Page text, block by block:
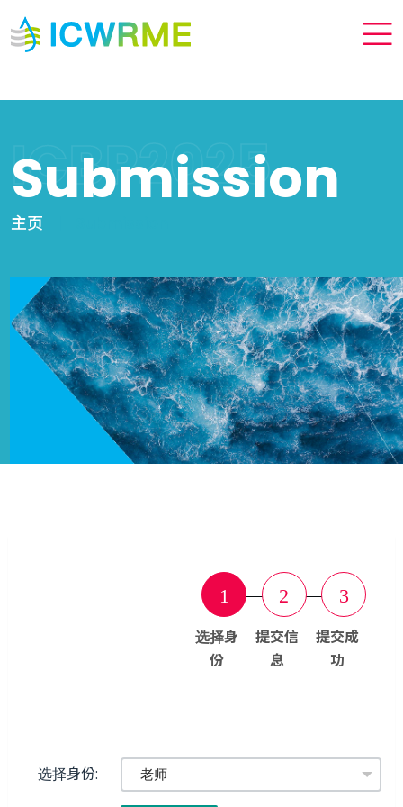
ICBP2025
Submission
主页
1
选择身
份
2
提交信
息
3
提交成
功
选择身份: